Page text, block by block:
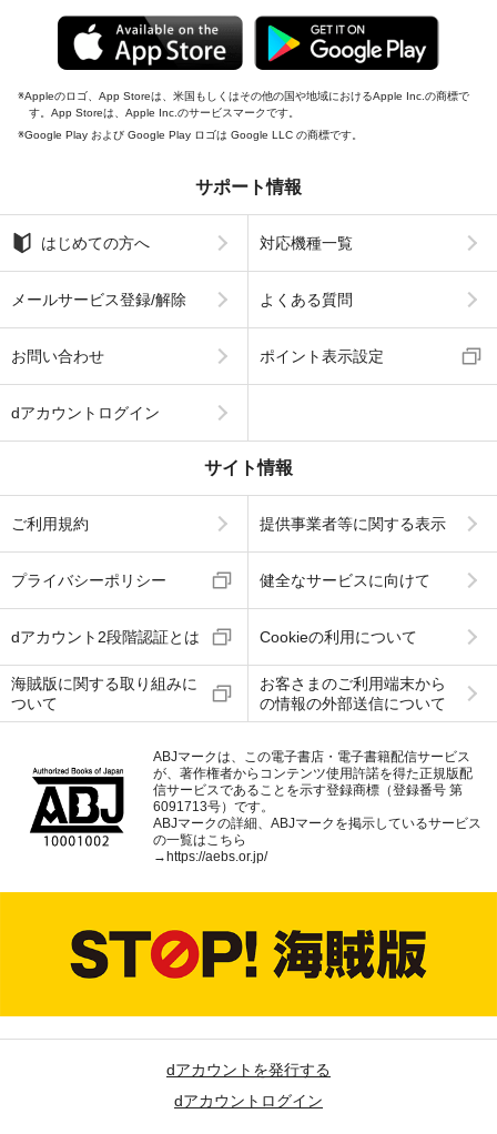
Appleのロゴ、App Storeは、米国もしくはその他の国や地域におけるApple Inc.の商標で
す。App Storeは、Apple Inc.のサービスマークです。
Google Play および Google Play ロゴは Google LLC の商標です。
サポート情報
はじめての方へ 対応機種一覧
メールサービス登録/解除 よくある質問
お問い合わせ ポイント表示設定
dアカウントログイン
サイト情報
ご利用規約 提供事業者等に関する表示
プライバシーポリシー 健全なサービスに向けて
dアカウント2段階認証とは Cookieの利用について
海賊版に関する取り組みに
ついて
お客さまのご利用端末から
の情報の外部送信について
ABJマークは、この電子書店・電子書籍配信サービス
が、著作権者からコンテンツ使用許諾を得た正規版配
信サービスであることを示す登録商標（登録番号 第
6091713号）です。
ABJマークの詳細、ABJマークを掲示しているサービス
の一覧はこちら
→ https://aebs.or.jp/
dアカウントを発行する
dアカウントログイン